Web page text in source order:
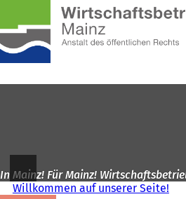
Inhalt anspringen
In Mainz! Für Mainz!
Willkommen auf unserer Seite!